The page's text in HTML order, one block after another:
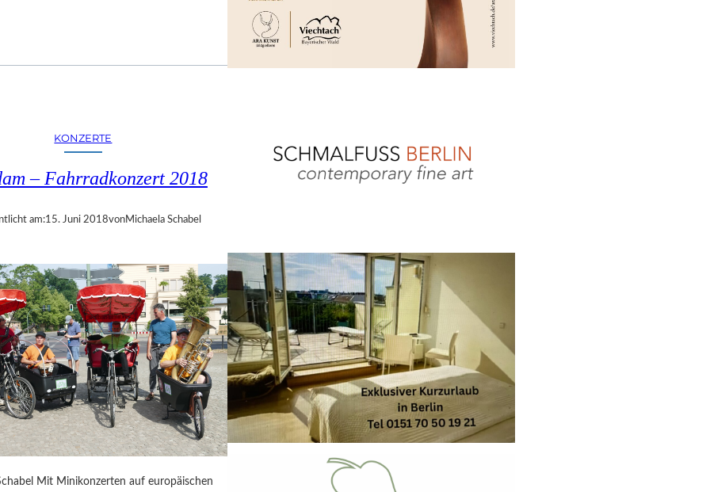
KONZERTE
– Fahrradkonzert 2018
am:15. Juni 2018vonMichaela Schabel
Mit Minikonzerten auf europäischen